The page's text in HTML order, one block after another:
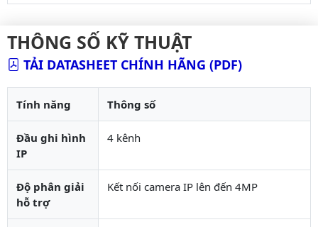
THÔNG SỐ KỸ THUẬT
TẢI DATASHEET CHÍNH HÃNG (PDF)
Tính năng Thông số
Đầu ghi hình
IP
4 kênh
Độ phân giải
hỗ trợ
Kết nối camera IP lên đến 4MP